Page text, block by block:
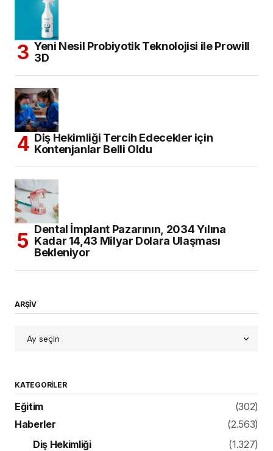
Yeni Nesil Probiyotik Teknolojisi ile Prowill
3D
Diş Hekimliği Tercih Edecekler için
Kontenjanlar Belli Oldu
Dental İmplant Pazarının, 2034 Yılına
Kadar 14,43 Milyar Dolara Ulaşması
Bekleniyor
ARŞİV
KATEGORILER
Eğitim
(302)
Haberler
(2.563)
Diş Hekimliği
(1.327)